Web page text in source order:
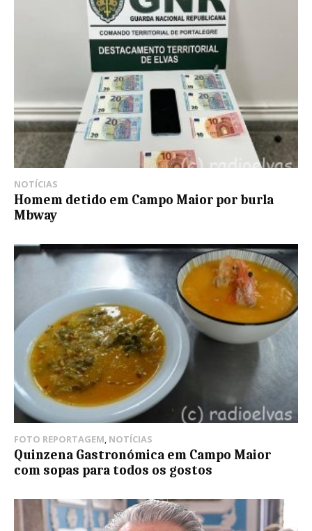
NOTÍCIAS
Homem detido em Campo Maior por burla
Mbway
FOTO REPORTAGEM, NOTÍCIAS
Quinzena Gastronómica em Campo Maior
com sopas para todos os gostos